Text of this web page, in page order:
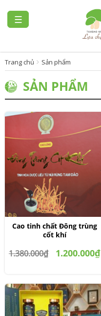
☰
Trang chủ Sản phẩm
SẢN PHẨM
Cao tinh chất Đông trùng
cốt khí
1.380.000₫ 1.200.000₫